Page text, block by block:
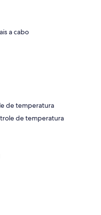
a cabo
de temperatura
de temperatura